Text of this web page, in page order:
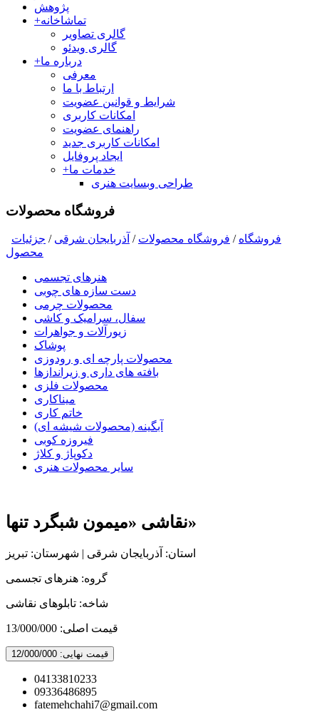
پژوهش
+تماشاخانه
گالری تصاویر
گالری ویدئو
+درباره ما
معرفی
ارتباط با ما
شرایط و قوانین عضویت
امکانات کاربری
راهنمای عضویت
امکانات کاربری جدید
ایجاد پروفایل
+خدمات ما
طراحی وبسایت هنری
فروشگاه محصولات
فروشگاه / فروشگاه محصولات / آذربایجان شرقی / جزئیات
محصول
هنرهای تجسمی
دست سازه های چوبی
محصولات چرمی
سفال، سرامیک و کاشی
زیورآلات و جواهرات
پوشاک
محصولات پارچه ای و رودوزی
بافته های داری و زیراندازها
محصولات فلزی
میناکاری
خاتم کاری
آبگینه (محصولات شیشه ای)
فیروزه کوبی
دکوپاژ و کلاژ
سایر محصولات هنری
نقاشی «میمون شبگرد تنها»
استان: آذربایجان شرقی | شهرستان: تبریز
گروه: هنرهای تجسمی
شاخه: تابلوهای نقاشی
قیمت اصلی: 13/000/000
قیمت نهایی: 12/000/000
04133810233
09336486895
fatemehchahi7@gmail.com